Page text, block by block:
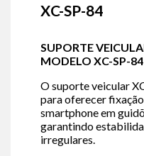
XC-SP-84
SUPORTE
MODELO XC-SP-84
O suporte veicular
para oferecer
smartphone em
garantindo
irregulares.